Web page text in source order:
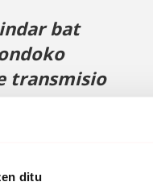
ditu
bat
transmisio
eta EHZren
UHARTE